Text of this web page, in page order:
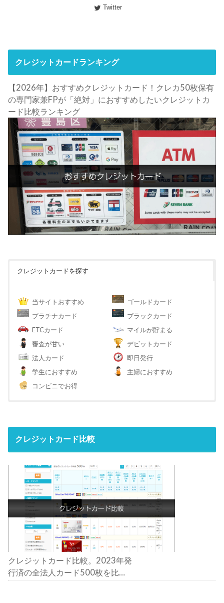
Twitter
クレジットカードランキング
【2026年】おすすめクレジットカード！クレカ50枚保有
の専門家兼FPが「絶対」におすすめしたいクレジットカ
ード比較ランキング
クレジットカードを探す
当サイトおすすめ
ゴールドカード
プラチナカード
ブラックカード
ETCカード
マイルが貯まる
審査が甘い
デビットカード
法人カード
即日発行
学生におすすめ
主婦におすすめ
コンビニでお得
クレジットカード比較
クレジットカード比較。2023年発
行済の全法人カード500枚を比